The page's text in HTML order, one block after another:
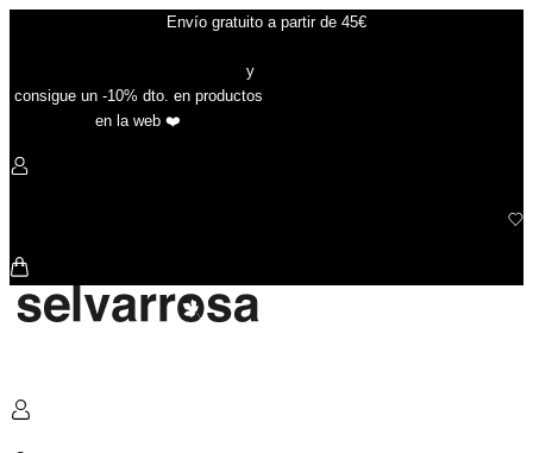
Envío gratuito a partir de 45€
y
consigue un -10% dto. en productos
en la web ❤️